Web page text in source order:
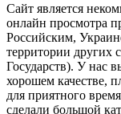
Сайт является
онлайн просмотра
Российским,
территории других
Государств). У нас
хорошем качестве,
для приятного
сделали большой